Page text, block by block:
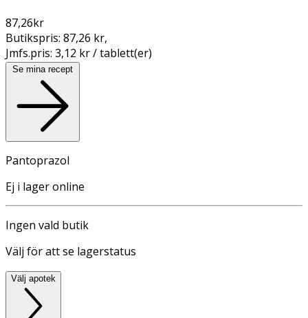
87,26kr
Butikspris: 87,26 kr,
Jmfs.pris: 3,12 kr / tablett(er)
Se mina recept
Pantoprazol
Ej i lager online
Ingen vald butik
Välj för att se lagerstatus
Välj apotek